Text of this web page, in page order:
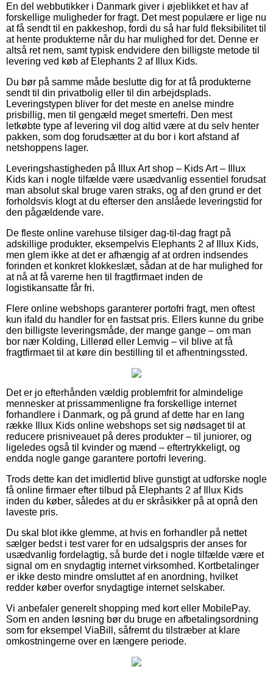
En del webbutikker i Danmark giver i øjeblikket et hav af
forskellige muligheder for fragt. Det mest populære er lige nu
at få sendt til en pakkeshop, fordi du så har fuld fleksibilitet til
at hente produkterne når du har mulighed for det. Denne er
altså ret nem, samt typisk endvidere den billigste metode til
levering ved køb af Elephants 2 af Illux Kids.
Du bør på samme måde beslutte dig for at få produkterne
sendt til din privatbolig eller til din arbejdsplads.
Leveringstypen bliver for det meste en anelse mindre
prisbillig, men til gengæld meget smertefri. Den mest
letkøbte type af levering vil dog altid være at du selv henter
pakken, som dog forudsætter at du bor i kort afstand af
netshoppens lager.
Leveringshastigheden på Illux Art shop – Kids Art – Illux
Kids kan i nogle tilfælde være usædvanlig essentiel forudsat
man absolut skal bruge varen straks, og af den grund er det
forholdsvis klogt at du efterser den anslåede leveringstid for
den pågældende vare.
De fleste online varehuse tilsiger dag-til-dag fragt på
adskillige produkter, eksempelvis Elephants 2 af Illux Kids,
men glem ikke at det er afhængig af at ordren indsendes
forinden et konkret klokkeslæt, sådan at de har mulighed for
at nå at få varerne hen til fragtfirmaet inden de
logistikansatte får fri.
Flere online webshops garanterer portofri fragt, men oftest
kun ifald du handler for en fastsat pris. Ellers kunne du gribe
den billigste leveringsmåde, der mange gange – om man
bor nær Kolding, Lillerød eller Lemvig – vil blive at få
fragtfirmaet til at køre din bestilling til et afhentningssted.
Det er jo efterhånden vældig problemfrit for almindelige
mennesker at prissammenligne fra forskellige internet
forhandlere i Danmark, og på grund af dette har en lang
række Illux Kids online webshops set sig nødsaget til at
reducere prisniveauet på deres produkter – til juniorer, og
ligeledes også til kvinder og mænd – eftertrykkeligt, og
endda nogle gange garantere portofri levering.
Trods dette kan det imidlertid blive gunstigt at udforske nogle
få online firmaer efter tilbud på Elephants 2 af Illux Kids
inden du køber, således at du er skråsikker på at opnå den
laveste pris.
Du skal blot ikke glemme, at hvis en forhandler på nettet
sælger bedst i test varer for en udsalgspris der anses for
usædvanlig fordelagtig, så burde det i nogle tilfælde være et
signal om en snydagtig internet virksomhed. Kortbetalinger
er ikke desto mindre omsluttet af en anordning, hvilket
redder køber overfor snydagtige internet selskaber.
Vi anbefaler generelt shopping med kort eller MobilePay.
Som en anden løsning bør du bruge en afbetalingsordning
som for eksempel ViaBill, såfremt du tilstræber at klare
omkostningerne over en længere periode.